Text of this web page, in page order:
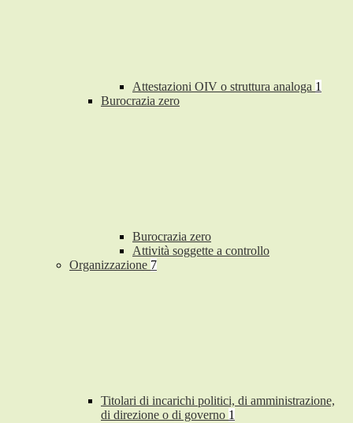
Attestazioni OIV o struttura analoga 1
Burocrazia zero
Burocrazia zero
Attività soggette a controllo
Organizzazione 7
Titolari di incarichi politici, di amministrazione,
di direzione o di governo 1